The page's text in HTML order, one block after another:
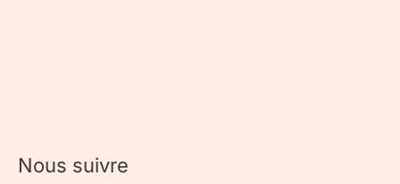
Nous suivre